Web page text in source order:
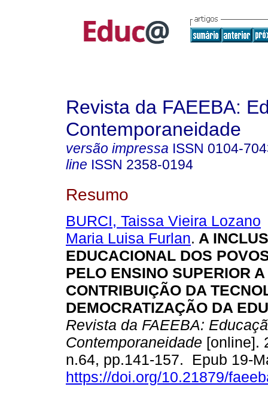
Revista da FAEEBA:
Contemporaneidade
versão impressa ISSN 0104-
line ISSN 2358-0194
Resumo
BURCI, Taissa Vieira Lozano
Maria Luisa Furlan. A
EDUCACIONAL DOS
PELO ENSINO SUPERIOR
CONTRIBUIÇÃO DA
DEMOCRATIZAÇÃO DA
Revista da FAEEBA:
Contemporaneidade [online].
n.64, pp.141-157. Epub 19-
https://doi.org/10.21879/